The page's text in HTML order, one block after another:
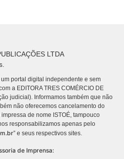
LTDA
um portal digital independente e sem
a EDITORA TRES COMÉRCIO DE
judicial). Informamos também que não
não oferecemos cancelamento do
de nome ISTOÉ, tampouco
responsabilizamos apenas pelo
” e seus respectivos sites.
de Imprensa: